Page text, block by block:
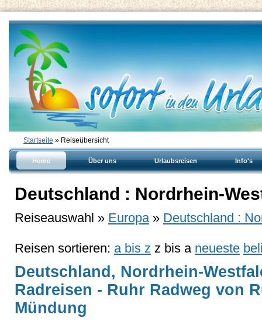
Startseite » Reiseübersicht
Home Über uns Urlaubsreisen Info's
Deutschland : Nordrhein-
Reiseauswahl » Europa » Deutschland :
Reisen sortieren: a bis z z bis a neueste
Deutschland, Nordrhein-
Radreisen - Ruhr Radweg von
Mündung